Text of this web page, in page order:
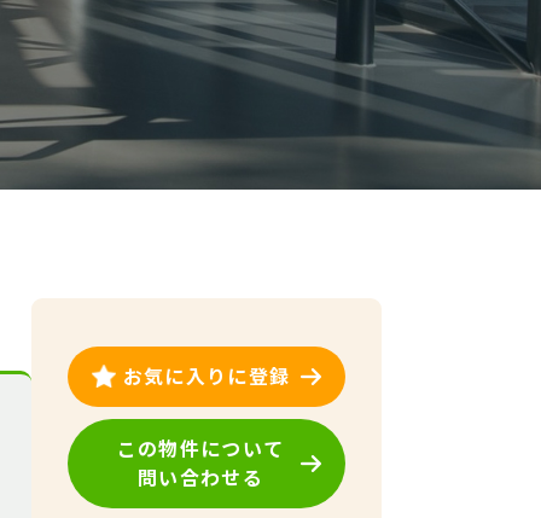
お気に入りに登録
この物件について
問い合わせる